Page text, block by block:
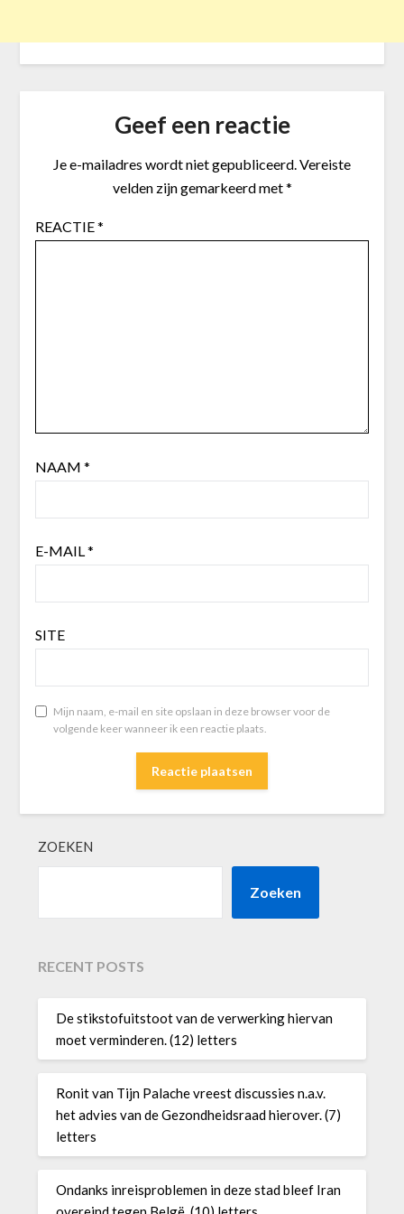
Geef een reactie
Je e-mailadres wordt niet gepubliceerd.Vereiste
velden zijn gemarkeerd met*
REACTIE*
NAAM *
E-MAIL*
SITE
Mijn naam, e-mail en site opslaan in deze browser voor de
volgende keer wanneer ik een reactie plaats.
ZOEKEN
Zoeken
RECENT POSTS
De stikstofuitstoot van de verwerking hiervan
moet verminderen. (12) letters
Ronit van Tijn Palache vreest discussies n.a.v.
het advies van de Gezondheidsraad hierover. (7)
letters
Ondanks inreisproblemen in deze stad bleef Iran